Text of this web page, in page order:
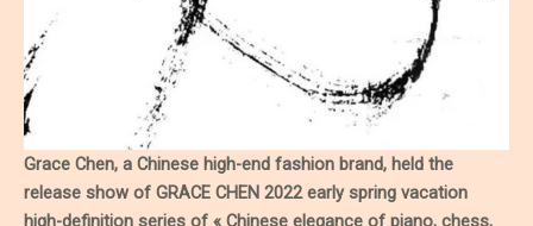
Grace Chen, a Chinese high-end fashion brand, held the
release show of GRACE CHEN 2022 early spring vacation
high-definition series of « Chinese elegance of piano, chess,